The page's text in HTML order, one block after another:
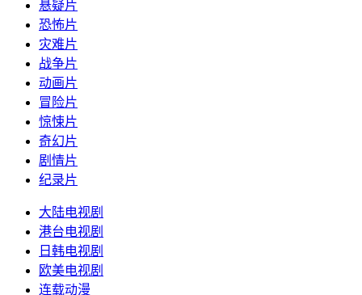
悬疑片
恐怖片
灾难片
战争片
动画片
冒险片
惊悚片
奇幻片
剧情片
纪录片
大陆电视剧
港台电视剧
日韩电视剧
欧美电视剧
连载动漫